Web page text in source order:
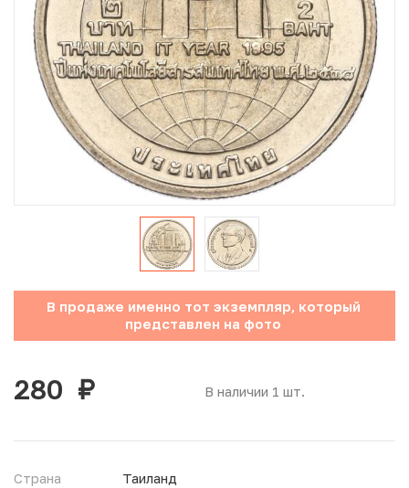
Юбилейные монеты Банка России (с 1999 года)
Памятные и инвестиционные монеты СССР и России
Иностранные монеты
Неофициальные выпуски монет (Unusual)
Античные и средневековые монеты
В продаже именно тот экземпляр, который
представлен на фото
В наличии 1 шт.
280 руб.
Страна
Таиланд